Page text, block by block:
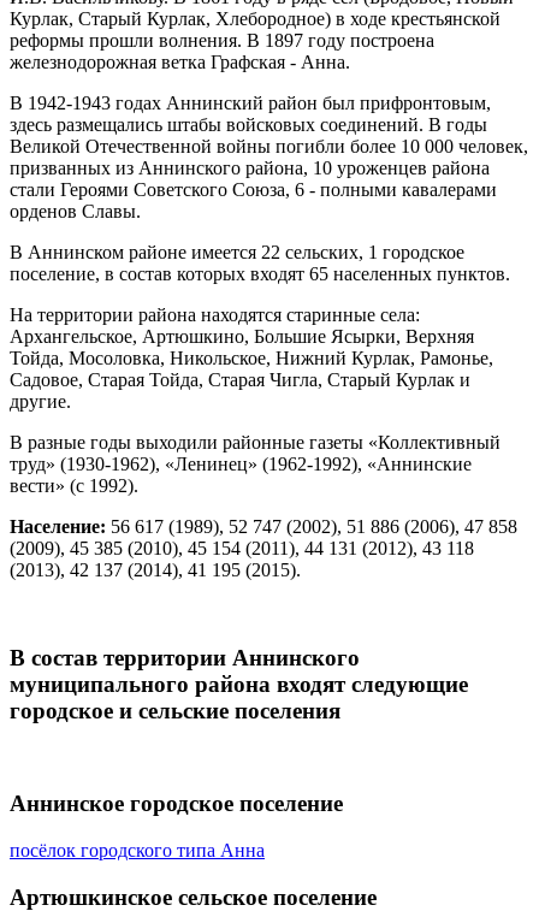
Курлак, Старый Курлак, Хлебородное) в ходе крестьянской
реформы прошли волнения. В 1897 году построена
железнодорожная ветка Графская - Анна.
В 1942-1943 годах Аннинский район был прифронтовым,
здесь размещались штабы войсковых соединений. В годы
Великой Отечественной войны погибли более 10 000 человек,
призванных из Аннинского района, 10 уроженцев района
стали Героями Советского Союза, 6 - полными кавалерами
орденов Славы.
В Аннинском районе имеется 22 сельских, 1 городское
поселение, в состав которых входят 65 населенных пунктов.
На территории района находятся старинные села:
Архангельское, Артюшкино, Большие Ясырки, Верхняя
Тойда, Мосоловка, Никольское, Нижний Курлак, Рамонье,
Садовое, Старая Тойда, Старая Чигла, Старый Курлак и
другие.
В разные годы выходили районные газеты «Коллективный
труд» (1930-1962), «Ленинец» (1962-1992), «Аннинские
вести» (с 1992).
Население: 56 617 (1989), 52 747 (2002), 51 886 (2006), 47 858
(2009), 45 385 (2010), 45 154 (2011), 44 131 (2012), 43 118
(2013), 42 137 (2014), 41 195 (2015).
В состав территории Аннинского
муниципального района входят следующие
городское и сельские поселения
Аннинское городское поселение
посёлок городского типа Анна
Артюшкинское сельское поселение